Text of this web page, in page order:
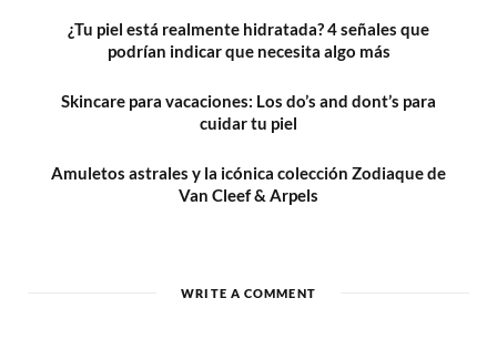
¿Tu piel está realmente hidratada? 4 señales que
podrían indicar que necesita algo más
Skincare para vacaciones: Los do’s and dont’s para
cuidar tu piel
Amuletos astrales y la icónica colección Zodiaque de
Van Cleef & Arpels
WRITE A COMMENT